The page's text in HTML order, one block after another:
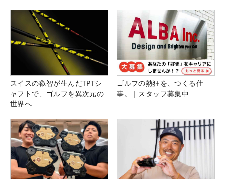
スイスの叡智が生んだTPTシ
ャフトで、ゴルフを異次元の
世界へ
ゴルフの熱狂を、つくる仕
事。｜スタッフ募集中